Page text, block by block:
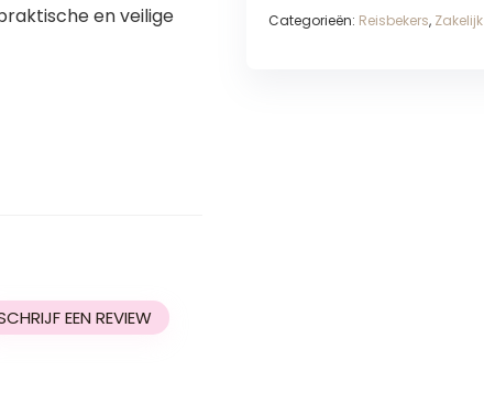
Categorieën: Reisbekers, Zakelijk
en veilige
EEN REVIEW